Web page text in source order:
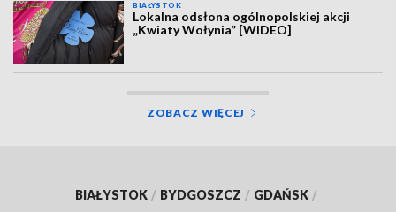
BIAŁYSTOK
Lokalna odsłona ogólnopolskiej akcji
„Kwiaty Wołynia” [WIDEO]
ZOBACZ WIĘCEJ
BIAŁYSTOK / BYDGOSZCZ / GDAŃSK /